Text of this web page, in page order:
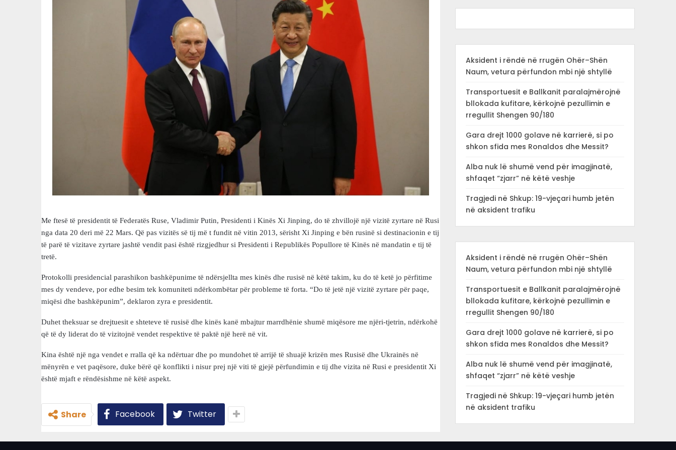
Me ftesë të presidentit të Federatës Ruse, Vladimir Putin, Presidenti i Kinës Xi Jinping, do të zhvillojë një vizitë zyrtare në Rusi
nga data 20 deri më 22 Mars. Që pas vizitës së tij më t fundit në vitin 2013, sërisht Xi Jinping e bën rusinë si destinacionin e tij
të parë të vizitave zyrtare jashtë vendit pasi është rizgjedhur si Presidenti i Republikës Popullore të Kinës në mandatin e tij të
tretë.
Protokolli presidencial parashikon bashkëpunime të ndërsjellta mes kinës dhe rusisë në këtë takim, ku do të ketë jo përfitime
mes dy vendeve, por edhe besim tek komuniteti ndërkombëtar për probleme të forta. “Do të jetë një vizitë zyrtare për paqe,
miqësi dhe bashkëpunim”, deklaron zyra e presidentit.
Duhet theksuar se drejtuesit e shteteve të rusisë dhe kinës kanë mbajtur marrdhënie shumë miqësore me njëri-tjetrin, ndërkohë
që të dy liderat do të vizitojnë vendet respektive të paktë një herë në vit.
Kina është një nga vendet e rralla që ka ndërtuar dhe po mundohet të arrijë të shuajë krizën mes Rusisë dhe Ukrainës në
mënyrën e vet paqësore, duke bërë që konflikti i nisur prej një viti të gjejë përfundimin e tij dhe vizita në Rusi e presidentit Xi
është mjaft e rëndësishme në këtë aspekt.
Share Facebook Twitter
Aksident i rëndë në rrugën Ohër–Shën
Naum, vetura përfundon mbi një shtyllë
Transportuesit e Ballkanit paralajmërojnë
bllokada kufitare, kërkojnë pezullimin e
rregullit Shengen 90/180
Gara drejt 1000 golave në karrierë, si po
shkon sfida mes Ronaldos dhe Messit?
Alba nuk lë shumë vend për imagjinatë,
shfaqet “zjarr” në këtë veshje
Tragjedi në Shkup: 19-vjeçari humb jetën
në aksident trafiku
Aksident i rëndë në rrugën Ohër–Shën
Naum, vetura përfundon mbi një shtyllë
Transportuesit e Ballkanit paralajmërojnë
bllokada kufitare, kërkojnë pezullimin e
rregullit Shengen 90/180
Gara drejt 1000 golave në karrierë, si po
shkon sfida mes Ronaldos dhe Messit?
Alba nuk lë shumë vend për imagjinatë,
shfaqet “zjarr” në këtë veshje
Tragjedi në Shkup: 19-vjeçari humb jetën
në aksident trafiku